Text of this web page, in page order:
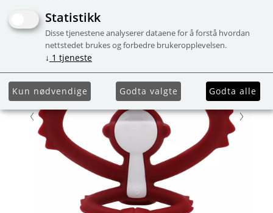
Statistikk
Disse tjenestene analyserer dataene for å forstå hvordan
nettstedet brukes og forbedre brukeropplevelsen.
↓ 1 tjeneste
Kun nødvendige Godta valgte Godta alle